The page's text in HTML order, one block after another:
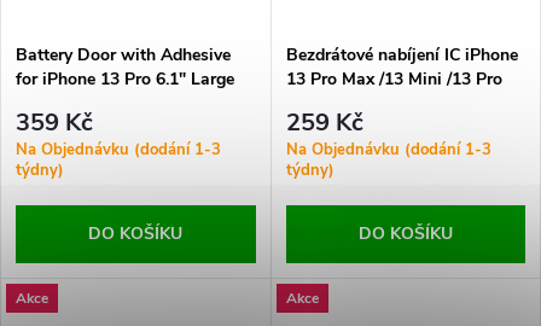
Battery Door with Adhesive
for iPhone 13 Pro 6.1" Large
359 Kč
Na Objednávku (dodání 1-3
týdny)
DO KOŠÍKU
Bezdrátové nabíjení IC iPhone
13 Pro Max /13 Mini /13 Pro
259 Kč
Na Objednávku (dodání 1-3
týdny)
DO KOŠÍKU
Akce Akce